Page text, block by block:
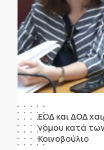
ΕΟΔ και ΔΟΔ
νόμου κατά των
Κοινοβούλιο